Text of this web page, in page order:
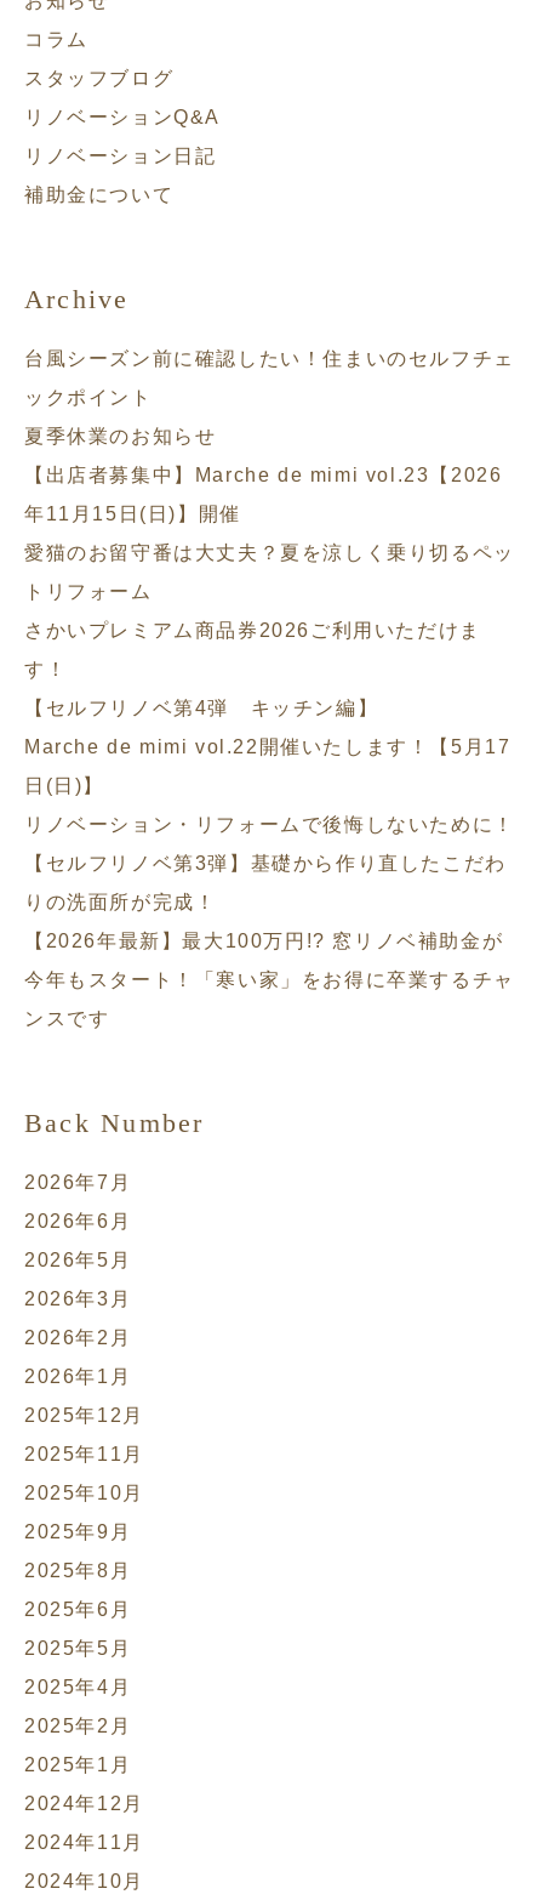
コラム
スタッフブログ
リノベーションQ&A
リノベーション日記
補助金について
Archive
台風シーズン前に確認したい！住まいのセルフチェ
ックポイント
夏季休業のお知らせ
【出店者募集中】Marche de mimi vol.23【2026
年11月15日(日)】開催
愛猫のお留守番は大丈夫？夏を涼しく乗り切るペッ
トリフォーム
さかいプレミアム商品券2026ご利用いただけま
す！
【セルフリノベ第4弾 キッチン編】
Marche de mimi vol.22開催いたします！【5月17
日(日)】
リノベーション・リフォームで後悔しないために！
【セルフリノベ第3弾】基礎から作り直したこだわ
りの洗面所が完成！
【2026年最新】最大100万円!? 窓リノベ補助金が
今年もスタート！「寒い家」をお得に卒業するチャ
ンスです
Back Number
2026年7月
2026年6月
2026年5月
2026年3月
2026年2月
2026年1月
2025年12月
2025年11月
2025年10月
2025年9月
2025年8月
2025年6月
2025年5月
2025年4月
2025年2月
2025年1月
2024年12月
2024年11月
2024年10月